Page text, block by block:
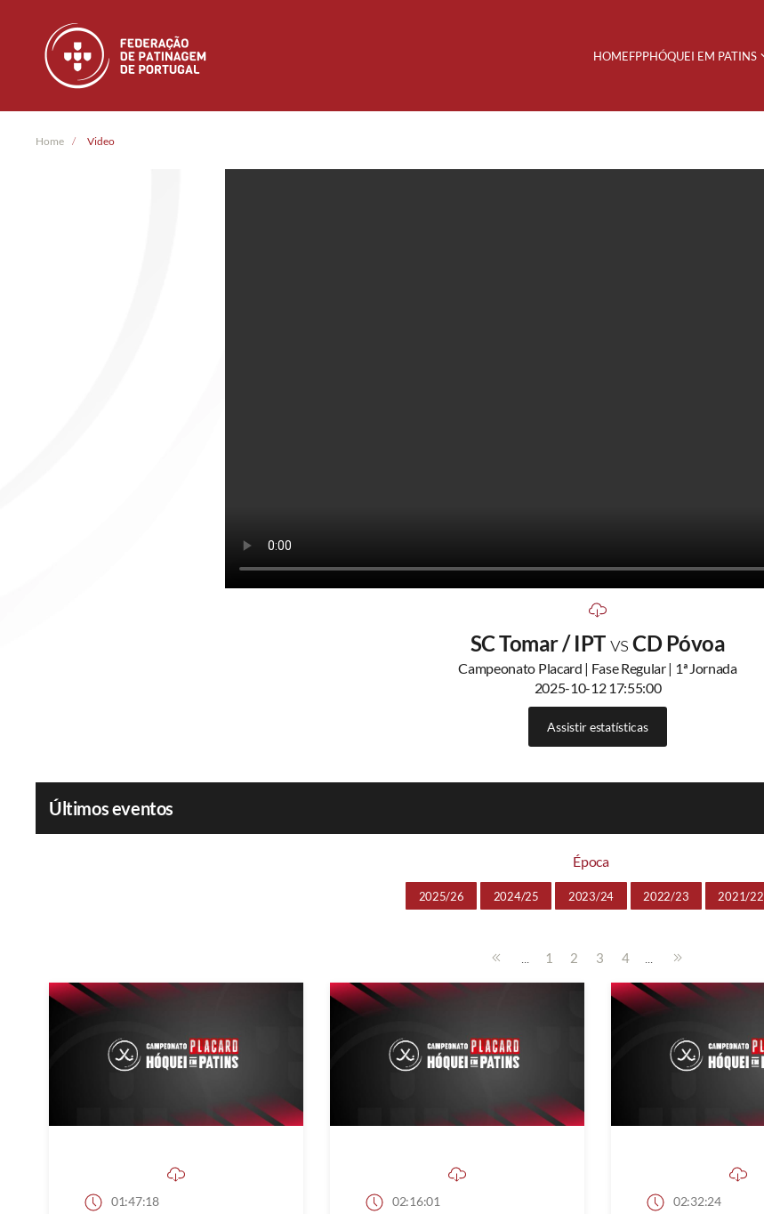
Skip to main content HOMEFPPHÓQUEI EM PATINS
Home Video
SC Tomar / IPTvsCD Póvoa
Campeonato Placard | Fase Regular | 1ª Jornada
2025-10-12 17:55:00
Assistir estatísticas
Últimos eventos
Época
2025/26 2024/25 2023/24 2022/23 2021/22
... 1 2 3 4 ...
01:47:18 02:16:01 02:32:24